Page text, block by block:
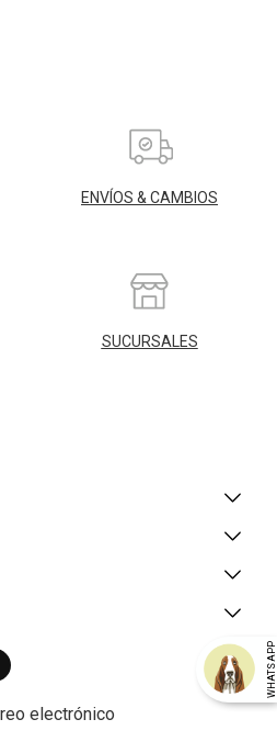
ENVÍOS & CAMBIOS
SUCURSALES
WHATSAPP